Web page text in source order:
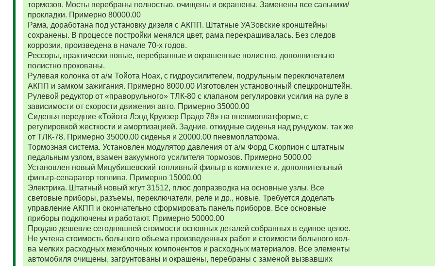
тормозов. Мосты перебраны полностью, очищены и окрашены. Заменены все сальники/
прокладки. Примерно 80000.00
Рама, доработана под установку дизеля с АКПП. Штатные УАЗовские кронштейны
сохранены. В процессе постройки менялся цвет, рама перекрашивалась. Без следов
коррозии, произведена в начале 70-х годов.
Рессоры, практически новые, перебранные и окрашенные полистно, дополнительно
полистно прокованы.
Рулевая колонка от а/м Тойота Ноах, с гидроусилителем, подрульным переключателем
АКПП и замком зажигания. Примерно 8000.00 Изготовлен установочный спецкронштейн.
Рулевой редуктор от «праворульного» ТЛК-80 с клапаном регулировки усилия на руле в
зависимости от скорости движения авто. Примерно 35000.00
Сиденья передние «Тойота Лэнд Круизер Прадо 78» на пневмоплатформе, с
регулировкой жесткости и амортизацией. Задние, откидные сиденья над рундуком, так же
от ТЛК-78. Примерно 35000.00 сиденья и 20000.00 пневмоплатфома.
Тормозная система. Установлен модулятор давления от а/м Форд Скорпион с штатным
педальным узлом, взамен вакуумного усилителя тормозов. Примерно 5000.00
Установлен новый Мицубишевский топливный фильтр в комплекте и, дополнительный
фильтр-сепаратор топлива. Примерно 15000.00
Электрика. Штатный новый жгут 31512, плюс допразводка на основные узлы. Все
световые приборы, разъемы, переключатели, реле и др., новые. Требуется доделать
управление АКПП и окончательно сформировать панель приборов. Все основные
приборы подключены и работают. Примерно 50000.00
Продаю дешевле сегодняшней стоимости основных деталей собранных в единое целое.
Не учтена стоимость большого объема произведенных работ и стоимости большого кол-
ва мелких расходных межблочных компонентов и расходных материалов. Все элементы
автомобиля очищены, загрунтованы и окрашены, перебраны с заменой вызвавших